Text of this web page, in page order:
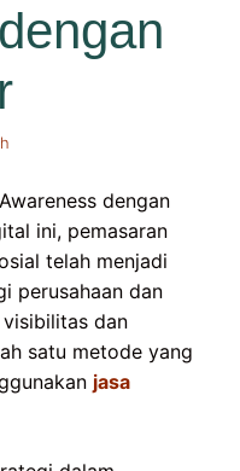
dengan
ini, pemasaran
telah menjadi
perusahaan dan
dan
satu metode yang
jasa